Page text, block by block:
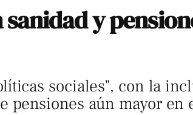
y
sociales", con la
pensiones aún mayor en